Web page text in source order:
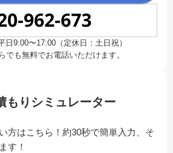
962-673
日9:00〜17:00（定休日：土日祝）
でも無料でお電話いただけます。
もりシミュレーター
方はこちら！約30秒で簡単入力、そ
す！